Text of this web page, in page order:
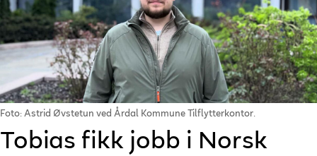
Foto: Astrid Øvstetun ved Årdal Kommune Tilflytterkontor.
Tobias fikk jobb i Norsk